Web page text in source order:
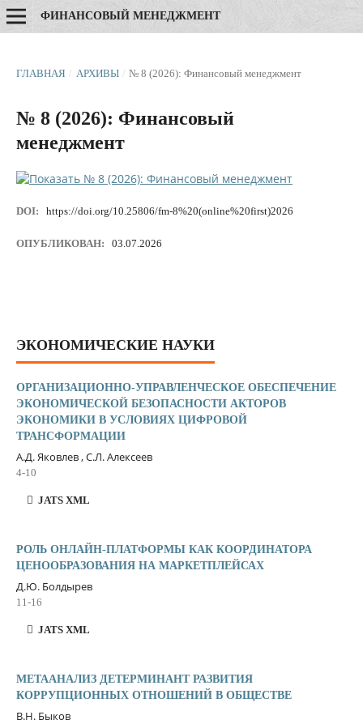
ФИНАНСОВЫЙ МЕНЕДЖМЕНТ
ГЛАВНАЯ / АРХИВЫ / № 8 (2026): Финансовый менеджмент
№ 8 (2026): Финансовый
менеджмент
DOI: https://doi.org/10.25806/fm-8%20(online%20first)2026
ОПУБЛИКОВАН: 03.07.2026
ЭКОНОМИЧЕСКИЕ НАУКИ
ОРГАНИЗАЦИОННО-УПРАВЛЕНЧЕСКОЕ ОБЕСПЕЧЕНИЕ
ЭКОНОМИЧЕСКОЙ БЕЗОПАСНОСТИ АКТОРОВ
ЭКОНОМИКИ В УСЛОВИЯХ ЦИФРОВОЙ
ТРАНСФОРМАЦИИ
А.Д. Яковлев , С.Л. Алексеев
4-10
JATS XML
РОЛЬ ОНЛАЙН-ПЛАТФОРМЫ КАК КООРДИНАТОРА
ЦЕНООБРАЗОВАНИЯ НА МАРКЕТПЛЕЙСАХ
Д.Ю. Болдырев
11-16
JATS XML
МЕТААНАЛИЗ ДЕТЕРМИНАНТ РАЗВИТИЯ
КОРРУПЦИОННЫХ ОТНОШЕНИЙ В ОБЩЕСТВЕ
В.Н. Быков